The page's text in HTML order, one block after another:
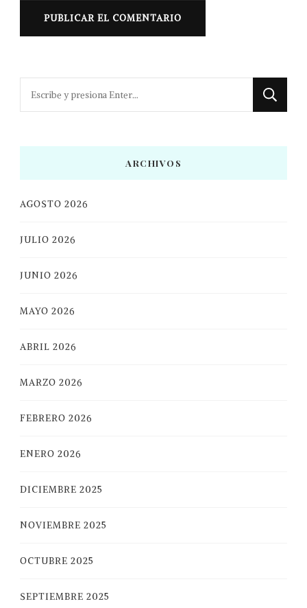
ARCHIVOS
AGOSTO 2026
JULIO 2026
JUNIO 2026
MAYO 2026
ABRIL 2026
MARZO 2026
FEBRERO 2026
ENERO 2026
DICIEMBRE 2025
NOVIEMBRE 2025
OCTUBRE 2025
SEPTIEMBRE 2025